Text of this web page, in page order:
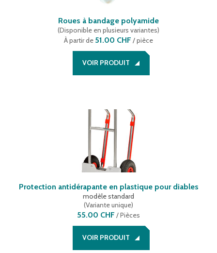
Roues à bandage polyamide
(Disponible en plusieurs variantes)
À partir de 51.00 CHF / pièce
VOIR PRODUIT
Protection antidérapante en plastique pour diables
modèle standard
(Variante unique)
55.00 CHF /Pièces
VOIR PRODUIT